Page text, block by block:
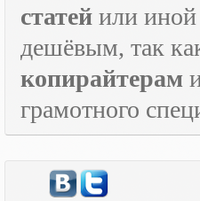
статей или иной
дешёвым, так
копирайтерам
грамотного